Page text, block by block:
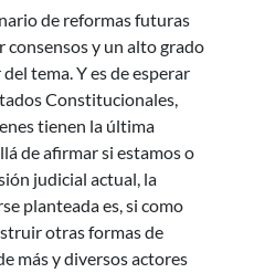
de reformas futuras
consensos y un alto grado
tema. Y es de esperar
Constitucionales,
tienen la última
de afirmar si estamos o
judicial actual, la
planteada es, si como
otras formas de
más y diversos actores